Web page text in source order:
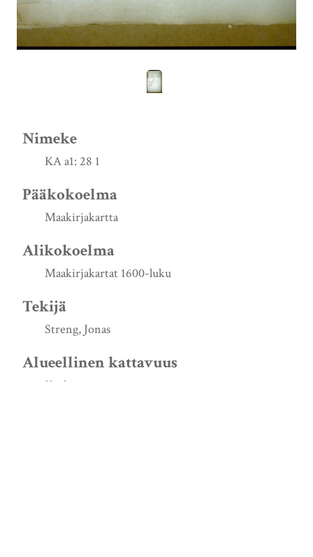
Nimeke
KA a1: 28 1
Pääkokoelma
Maakirjakartta
Alikokoelma
Maakirjakartat 1600-luku
Tekijä
Streng, Jonas
Alueellinen kattavuus
Koski